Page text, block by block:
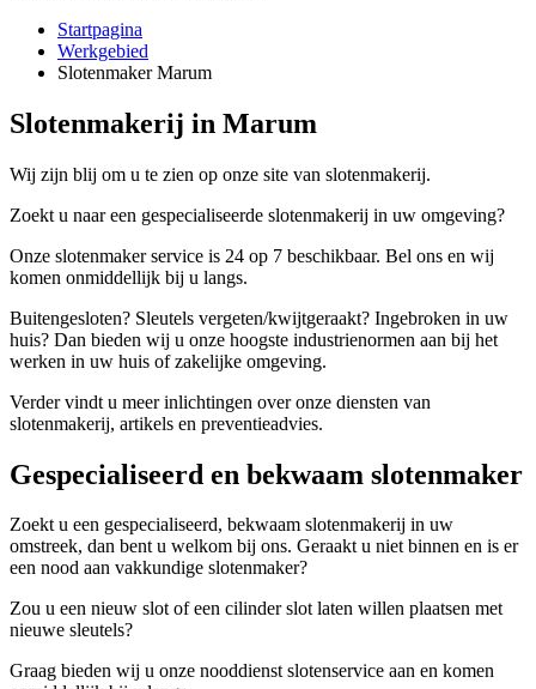
Startpagina
Werkgebied
Slotenmaker Marum
Slotenmakerij in Marum
Wij zijn blij om u te zien op onze site van slotenmakerij.
Zoekt u naar een gespecialiseerde slotenmakerij in uw omgeving?
Onze slotenmaker service is 24 op 7 beschikbaar. Bel ons en wij
komen onmiddellijk bij u langs.
Buitengesloten? Sleutels vergeten/kwijtgeraakt? Ingebroken in uw
huis? Dan bieden wij u onze hoogste industrienormen aan bij het
werken in uw huis of zakelijke omgeving.
Verder vindt u meer inlichtingen over onze diensten van
slotenmakerij, artikels en preventieadvies.
Gespecialiseerd en bekwaam slotenmaker
Zoekt u een gespecialiseerd, bekwaam slotenmakerij in uw
omstreek, dan bent u welkom bij ons. Geraakt u niet binnen en is er
een nood aan vakkundige slotenmaker?
Zou u een nieuw slot of een cilinder slot laten willen plaatsen met
nieuwe sleutels?
Graag bieden wij u onze nooddienst slotenservice aan en komen